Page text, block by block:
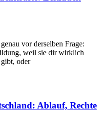
vor derselben Frage:
weil sie dir wirklich
oder
Ablauf, Rechte